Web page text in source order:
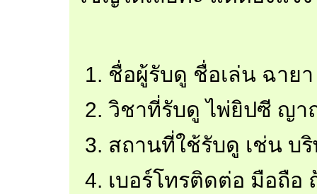
ชื่อผู้รับดู ชื่อเล่น ฉายา
วิชาที่รับดู ไพ่ยิปซี ญา
สถานที่ใช้รับดู เช่น บ
เบอร์โทรติดต่อ มือถือ